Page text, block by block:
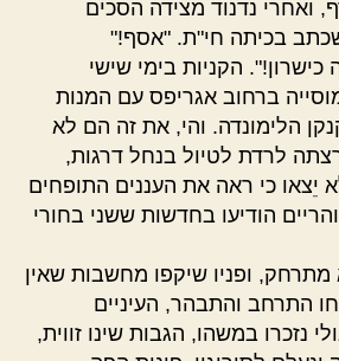
ואחרי נדנוד מצידה הסכים
בכיתה חי"ת. "אסף!"
כישרון!". הקניות בימי שישי
ברחוב אגריפס עם המנות
הלימונדה. והי, את זה הם לא
לרדת לטיול בנחל דרגות,
יֵצאו כי ראה את העננים התופחים
הודיעו בחדשות ששני בחורי
ופניו שיקפו מחשבות שאין
התרחב והתבהר, העיניים
נזכרו במשהו, הגבות שינו זווית,